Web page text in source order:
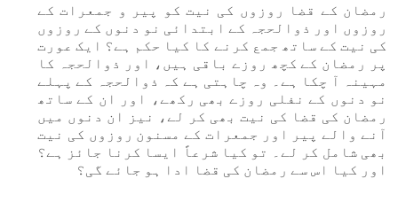
رمضان کے قضا روزوں کی نیت کو پیر و جمعرات کے
روزوں اور ذوالحجہ کے ابتدائی نو دنوں کے روزوں
کی نیت کے ساتھ جمع کرنے کا کیا حکم ہے؟ ایک عورت
پر رمضان کے کچھ روزے باقی ہیں، اور ذوالحجہ کا
مہینہ آ چکا ہے۔ وہ چاہتی ہے کہ ذوالحجہ کے پہلے
نو دنوں کے نفلی روزے بھی رکھے، اور ان کے ساتھ
رمضان کی قضا کی نیت بھی کر لے، نیز ان دنوں میں
آنے والے پیر اور جمعرات کے مسنون روزوں کی نیت
بھی شامل کر لے۔ تو کیا شرعاً ایسا کرنا جائز ہے؟
اور کیا اس سے رمضان کی قضا ادا ہو جائے گی؟